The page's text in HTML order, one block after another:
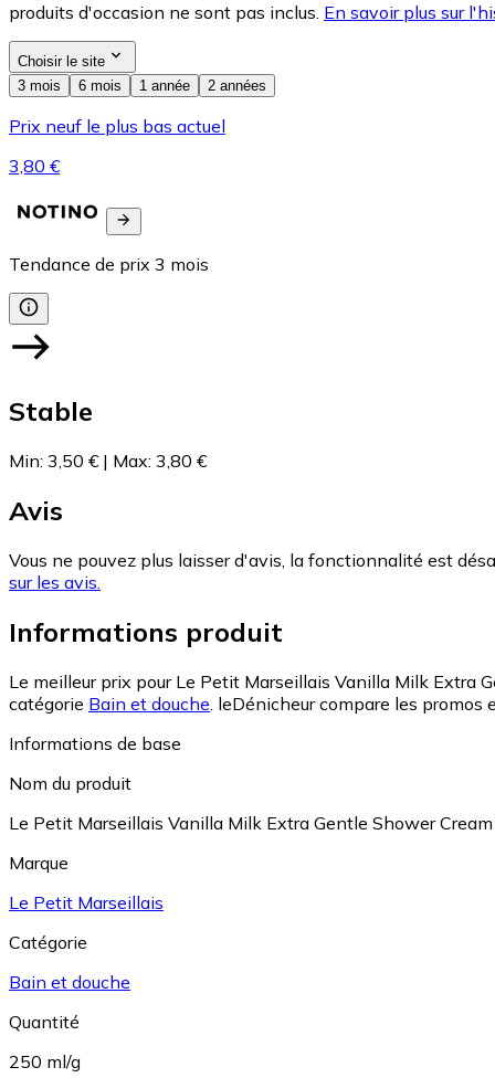
produits d'occasion ne sont pas inclus. En savoir plus sur
Choisir le site
3 mois
6 mois 1 année 2 années
Prix neuf le plus bas actuel
3,80 €
Tendance de prix 3 mois
Stable
Min: 3,50 € | Max: 3,80 €
Avis
Vous ne pouvez plus laisser d'avis, la fonctionnalité est
sur les avis.
Informations produit
Le meilleur prix pour Le Petit Marseillais Vanilla Milk Extra
catégorie Bain et douche leDénicheur compare les promos
Informations de base
Nom du produit
Le Petit Marseillais Vanilla Milk Extra Gentle Shower
Marque
Le Petit Marseillais
Catégorie
Bain et douche
Quantité
250 ml/g